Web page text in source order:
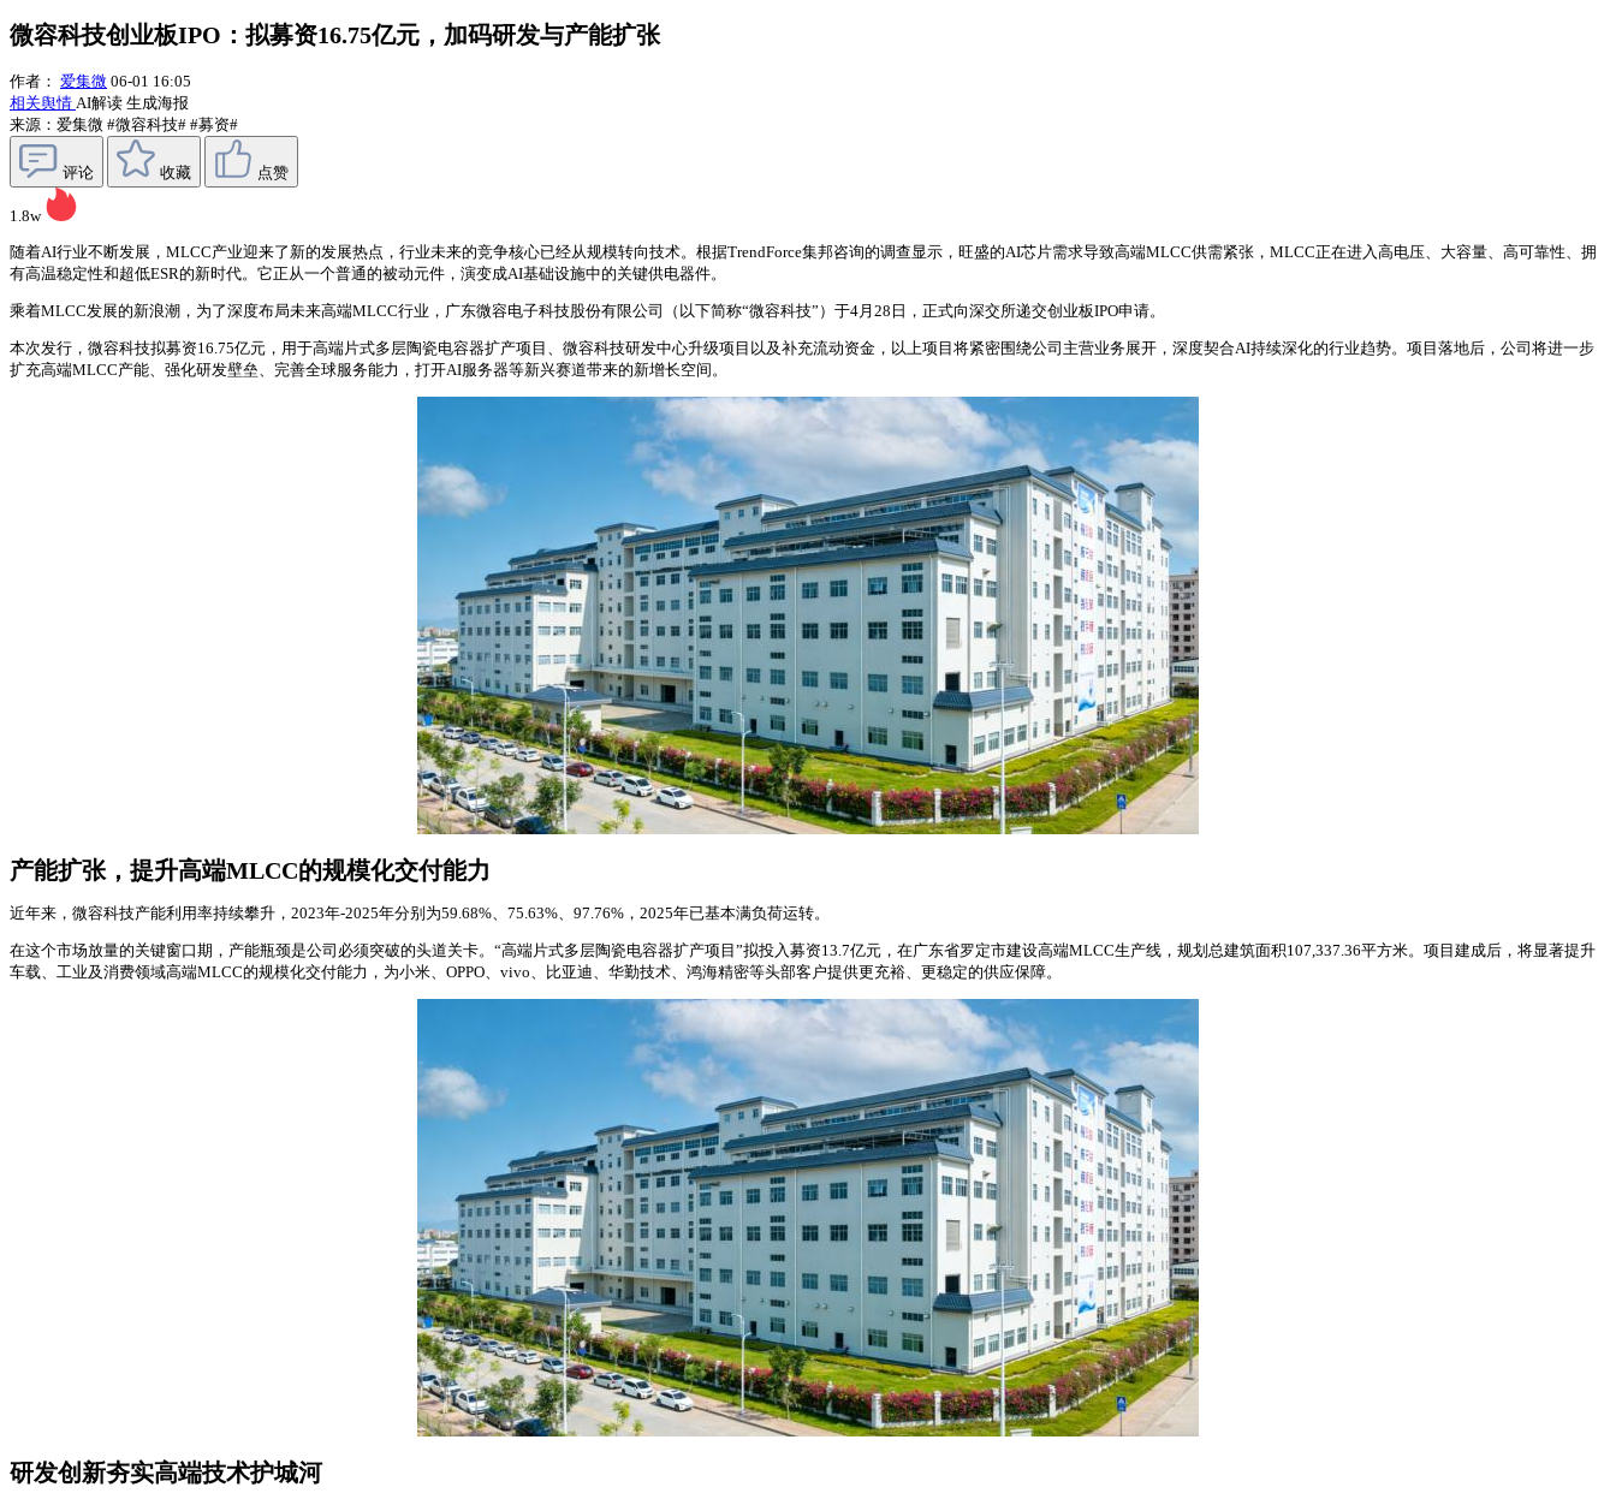
微容科技创业板IPO：拟募资16.75亿元，加码研发与产能扩张
作者： 爱集微 06-01 16:05
相关舆情 AI解读 生成海报
来源：爱集微 #微容科技# #募资#
评论 收藏 点赞
1.8w
随着AI行业不断发展，MLCC产业迎来了新的发展热点，行业未来的竞争核心已经从规模转向技术。根据TrendForce集邦咨询的调查显示，旺盛的AI芯片需求导致高端MLCC供需紧张，MLCC正在进入高电压、大容量、高可靠性、拥
有高温稳定性和超低ESR的新时代。它正从一个普通的被动元件，演变成AI基础设施中的关键供电器件。
乘着MLCC发展的新浪潮，为了深度布局未来高端MLCC行业，广东微容电子科技股份有限公司（以下简称“微容科技”）于4月28日，正式向深交所递交创业板IPO申请。
本次发行，微容科技拟募资16.75亿元，用于高端片式多层陶瓷电容器扩产项目、微容科技研发中心升级项目以及补充流动资金，以上项目将紧密围绕公司主营业务展开，深度契合AI持续深化的行业趋势。项目落地后，公司将进一步
扩充高端MLCC产能、强化研发壁垒、完善全球服务能力，打开AI服务器等新兴赛道带来的新增长空间。
产能扩张，提升高端MLCC的规模化交付能力
近年来，微容科技产能利用率持续攀升，2023年-2025年分别为59.68%、75.63%、97.76%，2025年已基本满负荷运转。
在这个市场放量的关键窗口期，产能瓶颈是公司必须突破的头道关卡。“高端片式多层陶瓷电容器扩产项目”拟投入募资13.7亿元，在广东省罗定市建设高端MLCC生产线，规划总建筑面积107,337.36平方米。项目建成后，将显著提升
车载、工业及消费领域高端MLCC的规模化交付能力，为小米、OPPO、vivo、比亚迪、华勤技术、鸿海精密等头部客户提供更充裕、更稳定的供应保障。
研发创新夯实高端技术护城河